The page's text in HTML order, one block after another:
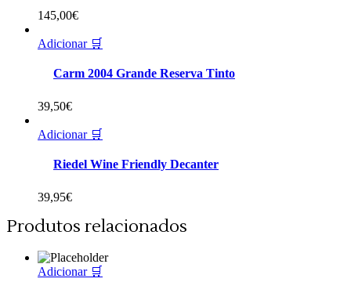
145,00€
Adicionar 🛒
Carm 2004 Grande Reserva Tinto
39,50€
Adicionar 🛒
Riedel Wine Friendly Decanter
39,95€
Produtos relacionados
Adicionar 🛒